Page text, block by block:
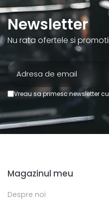
Newsletter
Nu rata ofertele si
Vreau sa primesc newsletter
Magazinul meu
Despre noi